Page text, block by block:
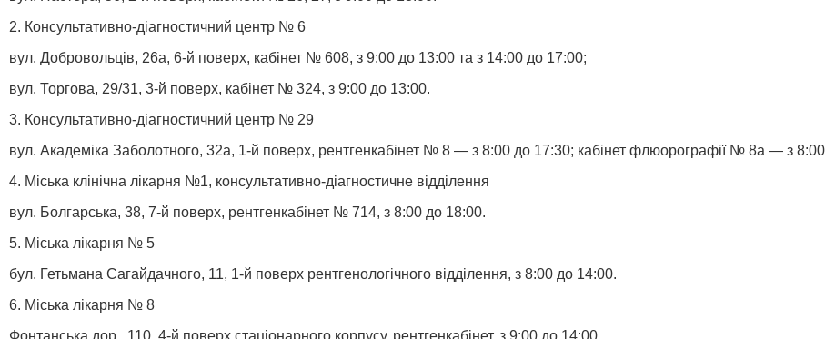
2. Консультативно-діагностичний центр № 6
вул. Добровольців, 26а, 6-й поверх, кабінет № 608, з 9:00 до 13:00 та з 14:00 до 17:00;
вул. Торгова, 29/31, 3-й поверх, кабінет № 324, з 9:00 до 13:00.
3. Консультативно-діагностичний центр № 29
вул. Академіка Заболотного, 32а, 1-й поверх, рентгенкабінет № 8 — з 8:00 до 17:30; кабінет флюорографії № 8а — з
4. Міська клінічна лікарня №1, консультативно-діагностичне відділення
вул. Болгарська, 38, 7-й поверх, рентгенкабінет № 714, з 8:00 до 18:00.
5. Міська лікарня № 5
бул. Гетьмана Сагайдачного, 11, 1-й поверх рентгенологічного відділення, з 8:00 до 14:00.
6. Міська лікарня № 8
Фонтанська дор., 110, 4-й поверх стаціонарного корпусу, рентгенкабінет, з 9:00 до 14:00.